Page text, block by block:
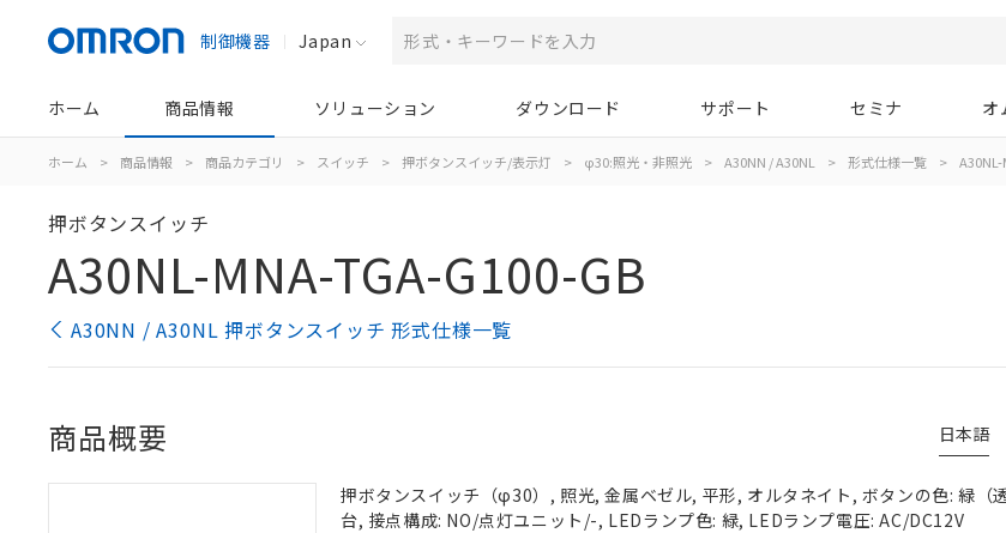
制御機器 Japan
ホーム 商品情報 ソリューション ダウンロード サポート セミナ オ
ホーム > 商品情報 > 商品カテゴリ > スイッチ > 押ボタンスイッチ/表示灯 > φ30:照光・非照光 > A30NN / A30NL > 形式仕様一覧 >
押ボタンスイッチ
A30NL-MNA-TGA-G100-GB
A30NN / A30NL 押ボタンスイッチ 形式仕様一覧
日本語
商品概要
押ボタンスイッチ（φ30）, 照光, 金属ベゼル, 平形, オルタネイト, ボタンの色: 緑（
台, 接点構成: NO/点灯ユニット/-, LEDランプ色: 緑, LEDランプ電圧: AC/DC12V